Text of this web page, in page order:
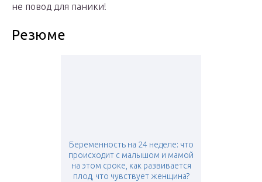
не повод для паники!
Резюме
Беременность на 24 неделе: что
происходит с малышом и мамой
на этом сроке, как развивается
плод, что чувствует женщина?